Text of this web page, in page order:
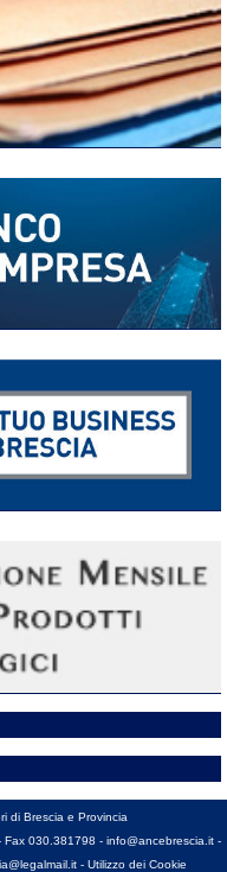
di Brescia e Provincia
Fax 030.381798 - info@ancebrescia.it -
- Utilizzo dei Cookie